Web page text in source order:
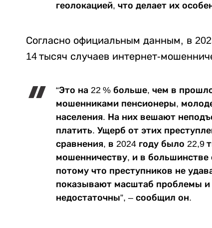
геолокацией, что делает их
Согласно официальным данным, в
14 тысяч случаев интернет-
“Это на 22 % больше, чем в
мошенниками пенсионеры,
населения. На них вешают
платить. Ущерб от этих
сравнения, в 2024 году было 22,9
мошенничеству, и в большинстве
потому что преступников не
показывают масштаб проблемы
недостаточны”, – сообщил он.